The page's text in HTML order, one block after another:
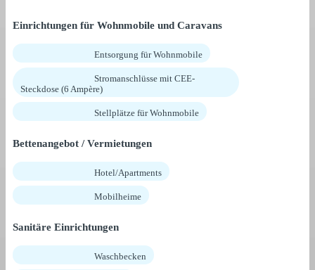
Einrichtungen für Wohnmobile und Caravans
Entsorgung für Wohnmobile
Stromanschlüsse mit CEE-
Steckdose (6 Ampère)
Stellplätze für Wohnmobile
Bettenangebot / Vermietungen
Hotel/Apartments
Mobilheime
Sanitäre Einrichtungen
Waschbecken